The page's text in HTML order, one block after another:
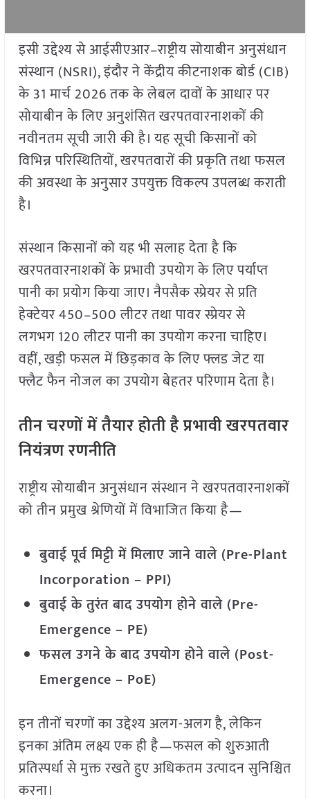
इसी उद्देश्य से आईसीएआर–राष्ट्रीय सोयाबीन अनुसंधान
संस्थान (NSRI), इंदौर ने केंद्रीय कीटनाशक बोर्ड (CIB)
के 31 मार्च 2026 तक के लेबल दावों के आधार पर
सोयाबीन के लिए अनुशंसित खरपतवारनाशकों की
नवीनतम सूची जारी की है। यह सूची किसानों को
विभिन्न परिस्थितियों, खरपतवारों की प्रकृति तथा फसल
की अवस्था के अनुसार उपयुक्त विकल्प उपलब्ध कराती
है।
संस्थान किसानों को यह भी सलाह देता है कि
खरपतवारनाशकों के प्रभावी उपयोग के लिए पर्याप्त
पानी का प्रयोग किया जाए। नैपसैक स्प्रेयर से प्रति
हेक्टेयर 450–500 लीटर तथा पावर स्प्रेयर से
लगभग 120 लीटर पानी का उपयोग करना चाहिए।
वहीं, खड़ी फसल में छिड़काव के लिए फ्लड जेट या
फ्लैट फैन नोजल का उपयोग बेहतर परिणाम देता है।
तीन चरणों में तैयार होती है प्रभावी खरपतवार
नियंत्रण रणनीति
राष्ट्रीय सोयाबीन अनुसंधान संस्थान ने खरपतवारनाशकों
को तीन प्रमुख श्रेणियों में विभाजित किया है—
बुवाई पूर्व मिट्टी में मिलाए जाने वाले (Pre-Plant
Incorporation – PPI)
बुवाई के तुरंत बाद उपयोग होने वाले (Pre-
Emergence – PE)
फसल उगने के बाद उपयोग होने वाले (Post-
Emergence – PoE)
इन तीनों चरणों का उद्देश्य अलग-अलग है, लेकिन
इनका अंतिम लक्ष्य एक ही है—फसल को शुरुआती
प्रतिस्पर्धा से मुक्त रखते हुए अधिकतम उत्पादन सुनिश्चित
करना।